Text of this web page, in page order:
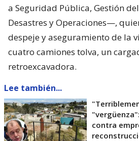
a Seguridad Pública, Gestión
Desastres y Operaciones—,
despeje y aseguramiento de la
cuatro camiones tolva, un
retroexcavadora.
Lee también...
contra